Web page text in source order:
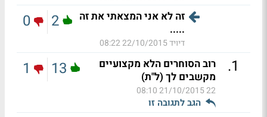
זה לא אני המצאתי את זה
.....
דיויד22/10/2015 08:22
2
0
1
.
רוב הסוחרים הלא מקצועיים
מקשבים לך (ל"ת)
22
21/10/2015 08:10
הגב לתגובה זו
13
1